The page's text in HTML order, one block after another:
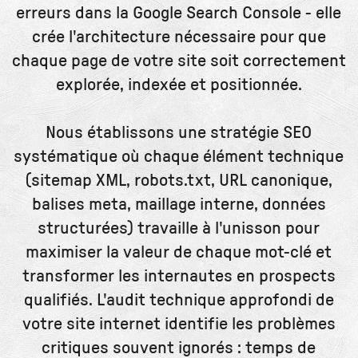
erreurs dans la Google Search Console - elle
crée l'architecture nécessaire pour que
chaque page de votre site soit correctement
explorée, indexée et positionnée.
Nous établissons une stratégie SEO
systématique où chaque élément technique
(sitemap XML, robots.txt, URL canonique,
balises meta, maillage interne, données
structurées) travaille à l'unisson pour
maximiser la valeur de chaque mot-clé et
transformer les internautes en prospects
qualifiés. L'audit technique approfondi de
votre site internet identifie les problèmes
critiques souvent ignorés : temps de